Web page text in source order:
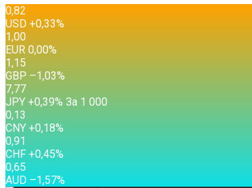
0,82
USD +0,33%
1,00
EUR 0,00%
1,15
GBP –1,03%
7,77
JPY +0,39% За 1 000
0,13
CNY +0,18%
0,91
CHF +0,45%
0,65
AUD –1,57%